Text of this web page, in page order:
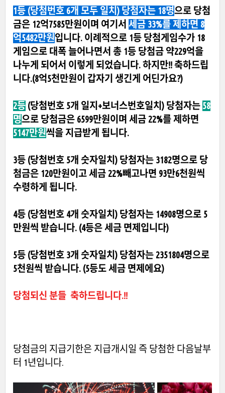
1등 (당첨번호 6개 모두 일치) 당첨자는 18명으로 당첨
금은 12억7585만원이며 여기서 세금 33%를 제하면 8
억5482만원입니다. 이례적으로 1등 당첨게임수가 18
게임으로 대폭 늘어나면서 총 1등 당첨금 약229억을
나누게 되어서 이렇게 되었습니다. 하지만!! 축하드립
니다.(8억5천만원이 갑자기 생긴게 어딘가요?)
2등 (당첨번호 5개 일지+보너스번호일치) 당첨자는 58
명으로 당첨금은 6599만원이며 세금 22%를 제하면
5147만원씩을 지급받게 됩니다.
3등 (당첨번호 5개 숫자일치) 당첨자는 3182명으로 당
첨금은 120만원이고 세금 22%빼고나면 93만6천원씩
수령하게 됩니다.
4등 (당첨번호 4개 숫자일치) 당첨자는 14908명으로 5
만원씩 받습니다. (4등은 세금 면제입니다)
5등 (당첨번호 3개 숫자일치) 당첨자는 2351804명으로
5천원씩 받습니다. (5등도 세금 면제에요)
당첨되신 분들 축하드립니다.!!
당첨금의 지급기한은 지급개시일 즉 당첨한 다음날부
터 1년입니다.